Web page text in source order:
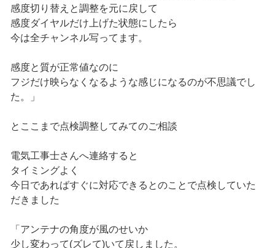
感度切り替えと調整を元に戻して
感度ダイヤルだけ上げた状態にしたら
今は全チャンネル写ってます。
感度と質が正常値なのに
フジだけ映らなくなるような感じになるのが不思議でし
た。」
とここまで点検調整してみてのご相談
電気工事士さんへ連絡すると
タイミングよく
今日であればすぐに対応できるとのことで点検していた
だきました
「アンテナの角度が風のせいか
少し変わって(ズレて)いて戻しました。